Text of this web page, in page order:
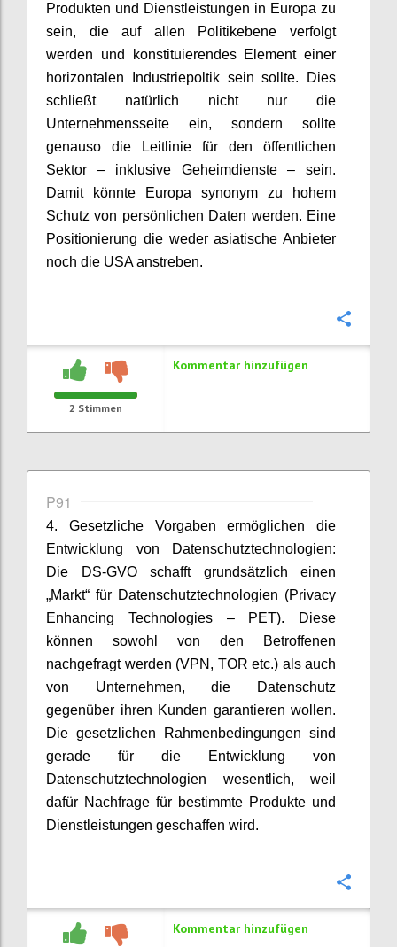
Produkten und Dienstleistungen in Europa zu
sein, die auf allen Politikebene verfolgt
werden und konstituierendes Element einer
horizontalen Industriepoltik sein sollte. Dies
schließt natürlich nicht nur die
Unternehmensseite ein, sondern sollte
genauso die Leitlinie für den öffentlichen
Sektor – inklusive Geheimdienste – sein.
Damit könnte Europa synonym zu hohem
Schutz von persönlichen Daten werden. Eine
Positionierung die weder asiatische Anbieter
noch die USA anstreben.
2 Stimmen
Kommentar hinzufügen
P91
4. Gesetzliche Vorgaben ermöglichen die
Entwicklung von Datenschutztechnologien:
Die DS-GVO schafft grundsätzlich einen
„Markt“ für Datenschutztechnologien (Privacy
Enhancing Technologies – PET). Diese
können sowohl von den Betroffenen
nachgefragt werden (VPN, TOR etc.) als auch
von Unternehmen, die Datenschutz
gegenüber ihren Kunden garantieren wollen.
Die gesetzlichen Rahmenbedingungen sind
gerade für die Entwicklung von
Datenschutztechnologien wesentlich, weil
dafür Nachfrage für bestimmte Produkte und
Dienstleistungen geschaffen wird.
Kommentar hinzufügen